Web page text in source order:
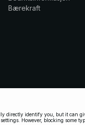
Bærekraft